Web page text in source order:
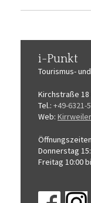
i-Punkt
Tourismus-
Kirchstraße 18
Tel.: +49-6321-
Web: Kirrweiler
Donnerstag
Freitag 10:00